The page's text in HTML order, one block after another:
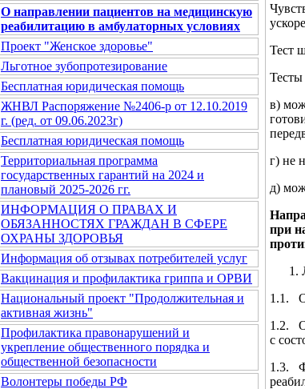
О направлении пациентов на медицинскую
реабилитацию в амбулаторных условиях
Проект "Женское здоровье"
Льготное зубопротезирование
Бесплатная юридическая помощь
ЖНВЛ Распоряжение №2406-р от 12.10.2019
г. (ред. от 09.06.2023г)
Бесплатная юридическая помощь
Территориальная программа
государственных гарантий на 2024 и
плановый 2025-2026 гг.
ИНФОРМАЦИЯ О ПРАВАХ И
ОБЯЗАННОСТЯХ ГРАЖДАН В СФЕРЕ
ОХРАНЫ ЗДОРОВЬЯ
Информация об отзывах потребителей услуг
Вакцинация и профилактика гриппа и ОРВИ
Национальный проект "Продолжительная и
активная жизнь"
Профилактика правонарушений и
укрепление общественного порядка и
общественной безопасности
Волонтеры победы РФ
Тест
Тесты
в)
г) не
д)
при
1.1.
1.2.
с
1.3.